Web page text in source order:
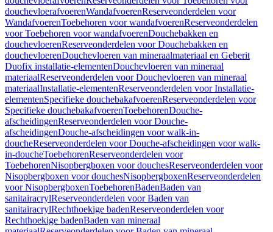
douchevloerafvoerenWandafvoerenReserveonderdelen voor
WandafvoerenToebehoren voor wandafvoerenReserveonderdelen
voor Toebehoren voor wandafvoerenDouchebakken en
douchevloerenReserveonderdelen voor Douchebakken en
douchevloerenDouchevloeren van mineraalmateriaal en Geberit
Duofix installatie-elementenDouchevloeren van mineraal
materiaalReserveonderdelen voor Douchevloeren van mineraal
materiaalInstallatie-elementenReserveonderdelen voor Installatie-
elementenSpecifieke douchebakafvoerenReserveonderdelen voor
Specifieke douchebakafvoerenToebehorenDouche-
afscheidingenReserveonderdelen voor Douche-
afscheidingenDouche-afscheidingen voor walk-in-
doucheReserveonderdelen voor Douche-afscheidingen voor walk-
in-doucheToebehorenReserveonderdelen voor
ToebehorenNisopbergboxen voor douchesReserveonderdelen voor
Nisopbergboxen voor douchesNisopbergboxenReserveonderdelen
voor NisopbergboxenToebehorenBadenBaden van
sanitairacrylReserveonderdelen voor Baden van
sanitairacrylRechthoekige badenReserveonderdelen voor
Rechthoekige badenBaden van mineraal